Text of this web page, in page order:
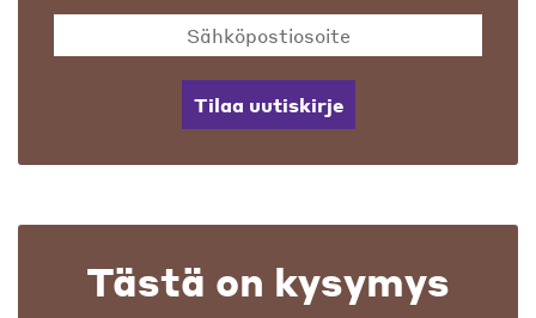
Tilaa uutiskirje
Tästä on kysymys